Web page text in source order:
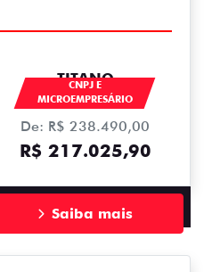
TITANO
CNPJ E
MICROEMPRESÁRIO
De: R$ 238.490,00
R$ 217.025,90
Saiba mais